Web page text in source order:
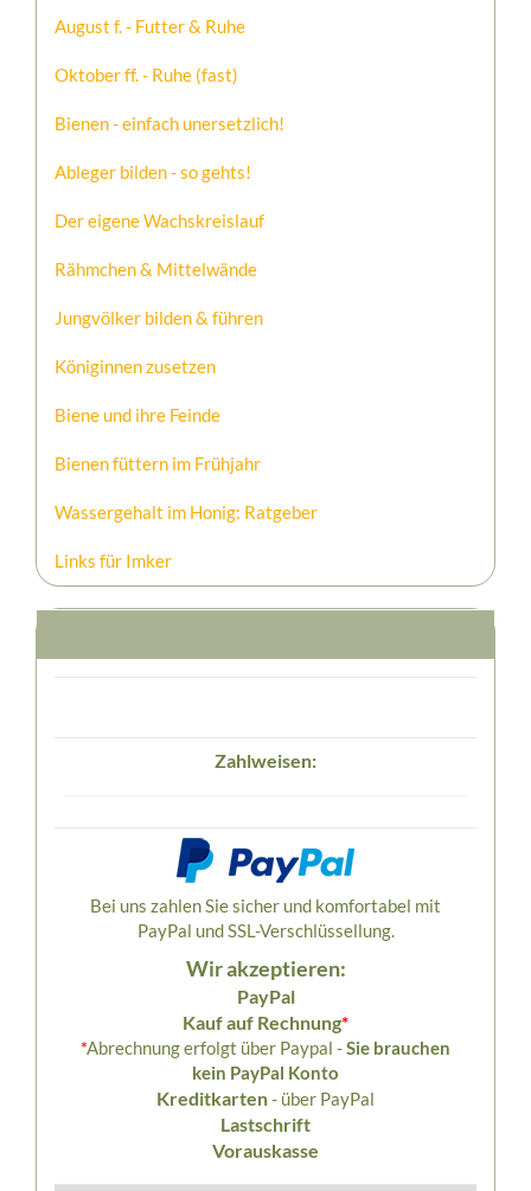
August f. - Futter & Ruhe
Oktober ff. - Ruhe (fast)
Bienen - einfach unersetzlich!
Ableger bilden - so gehts!
Der eigene Wachskreislauf
Rähmchen & Mittelwände
Jungvölker bilden & führen
Königinnen zusetzen
Biene und ihre Feinde
Bienen füttern im Frühjahr
Wassergehalt im Honig: Ratgeber
Links für Imker
Zahlweisen:
Bei uns zahlen Sie sicher und komfortabel mit
PayPal und SSL-Verschlüssellung.
Wir akzeptieren:
PayPal
Kauf auf Rechnung*
*Abrechnung erfolgt über Paypal -Sie brauchen
kein PayPal Konto
Kreditkarten- über PayPal
Lastschrift
Vorauskasse